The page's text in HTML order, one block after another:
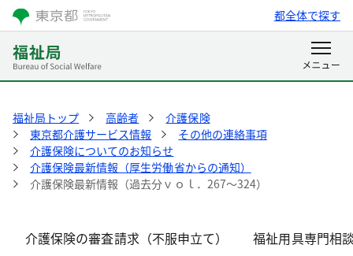
都全体で探す
福祉局トップ 高齢者
介護保険
東京都介護サービス情報
その他の連絡事項
介護保険についてのお知らせ
介護保険最新情報（厚生労働省からの通知）
介護保険最新情報（過去分ｖｏｌ．267～324）
介護保険の審査請求（不服申立て） 福祉用具専門相